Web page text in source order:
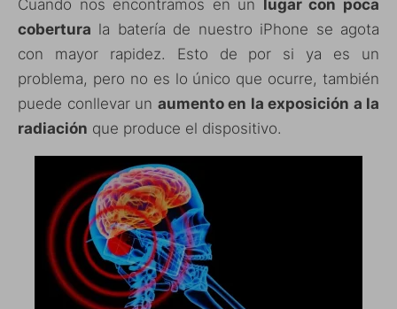
Cuando nos encontramos en un lugar con poca
cobertura la batería de nuestro iPhone se agota
con mayor rapidez. Esto de por si ya es un
problema, pero no es lo único que ocurre, también
puede conllevar un aumento en la exposición a la
radiación que produce el dispositivo.